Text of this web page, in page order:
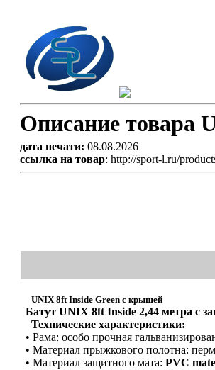
Описание товара
дата печати: 08.08.2026
ссылка на товар: http://sport-l.ru/
UNIX 8ft Inside Green с крышей
Батут UNIX 8ft Inside 2,44 метра с
Технические характеристики:
• Рама: особо прочная
• Материал прыжкового полотна:
• Материал защитного мата: PVC